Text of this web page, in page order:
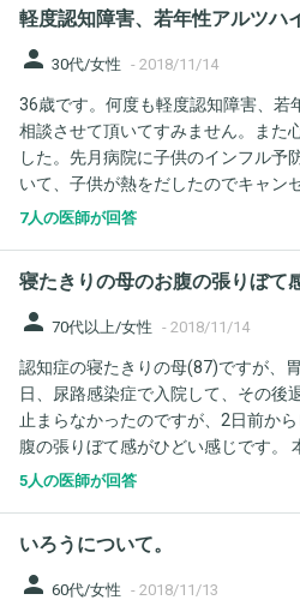
かけずに様子を見ること１０分ほど
「なんでこうなったんやろう。私が
と聞くと「何も言っていないよ。」
りましたが脳の萎縮は見られないが
日ＭＲＩと心療内科の受診となりま
えを１度見たことがあり、本人も手
とが半年前にありました。他にも嫁
体型認知症かと思うのですが。
軽度認知障害、若年性アルツハ
person 30代/女性 - 2018/11/14
36歳です。何度も軽度認知障害、若
相談させて頂いてすみません。また
した。先月病院に子供のインフル予
いて、子供が熱をだしたのでキャン
予約は受けてないと言われました。
回転寿司にお寿司を食べに行ったの
注文したつもりが2個きたのが２つ
タッチパネルだったので2個連続で
もうのですが。。押した事を忘れて
怖くなりました。先月からずっと毎
そうに過ごしている人を見ると私は
に。。と羨ましくなります。。元々
ツハイマーを意識しているのは若年
見ている影響もあると思います。
7人の医師が回答
寝たきりの母のお腹の張りぼて
person 70代以上/女性 - 2018/11/14
認知症の寝たきりの母(87)ですが、
日、尿路感染症で入院して、その後
止まらなかったのですが、2日前か
腹の張りぼて感がひどい感じです。
す。 昨日、胃ろうのチューブの周り
のむくみというか張りぼての原因み
すでしょうか？
5人の医師が回答
いろうについて。
person 60代/女性 - 2018/11/13